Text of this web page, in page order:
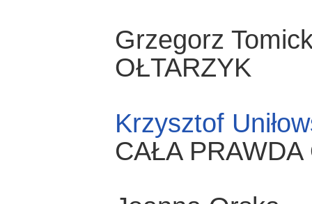
Grzegorz
OŁTARZYK
Krzysztof
CAŁA